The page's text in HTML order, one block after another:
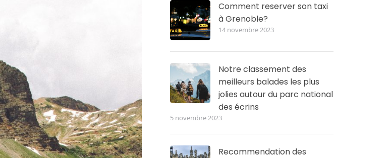
Comment reserver son taxi
à Grenoble?
14 novembre 2023
Notre classement des
meilleurs balades les plus
jolies autour du parc national
des écrins
5 novembre 2023
Recommendation des